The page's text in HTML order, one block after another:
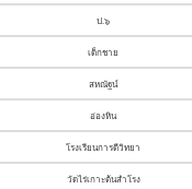
ป.๖
เด็กชาย
สหณัฐน์
อ่องหิน
โรงเรียนการดีวิทยา
วัดไร่เกาะต้นสำโรง